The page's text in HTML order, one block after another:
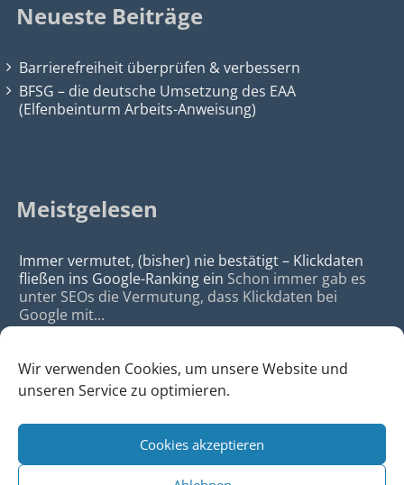
Wir verwenden Cookies, um unsere Website und
unseren Service zu optimieren.
Cookies akzeptieren
Neueste Beiträge
Barrierefreiheit überprüfen & verbessern
BFSG – die deutsche Umsetzung des EAA
(Elfenbeinturm Arbeits-Anweisung)
Meistgelesen
Immer vermutet, (bisher) nie bestätigt – Klickdaten
fließen ins Google-Ranking ein Schon immer gab es
unter SEOs die Vermutung, dass Klickdaten bei
Google mit...